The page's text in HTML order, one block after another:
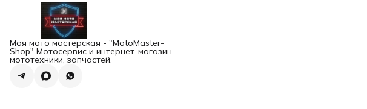
Моя мото мастерская - "MotoMaster-
Shop" Мотосервис и интернет-магазин
мототехники, запчастей.